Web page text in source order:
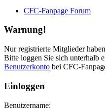
CFC-Fanpage Forum
Warnung!
Nur registrierte Mitglieder
Bitte loggen Sie sich unterhalb
Benutzerkonto bei CFC-
Einloggen
Benutzername: